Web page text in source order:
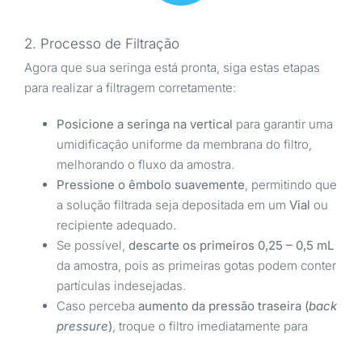
2. Processo de Filtração
Agora que sua seringa está pronta, siga estas etapas
para realizar a filtragem corretamente:
Posicione a seringa na vertical para garantir uma
umidificação uniforme da membrana do filtro,
melhorando o fluxo da amostra.
Pressione o êmbolo suavemente , permitindo que
a solução filtrada seja depositada em um Vial ou
recipiente adequado.
Se possível, descarte os primeiros 0,25 – 0,5 mL
da amostra, pois as primeiras gotas podem conter
partículas indesejadas.
Caso perceba aumento da pressão traseira (back
pressure) , troque o filtro imediatamente para